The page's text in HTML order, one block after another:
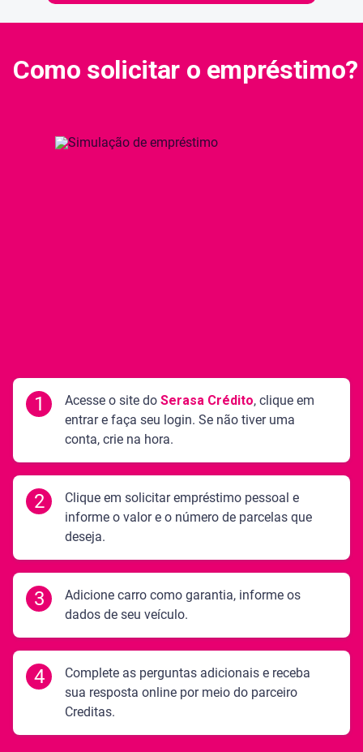
Como solicitar o empréstimo?
1 Acesse o site do Serasa Crédito, clique em
entrar e faça seu login. Se não tiver uma
conta, crie na hora.
2
Clique em solicitar empréstimo pessoal e
informe o valor e o número de parcelas que
deseja.
3
Adicione carro como garantia, informe os
dados de seu veículo.
4
Complete as perguntas adicionais e receba
sua resposta online por meio do parceiro
Creditas.